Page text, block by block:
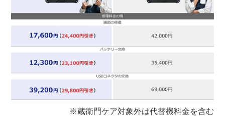
※蔵衛門ケア対象外は代替機料金を含む